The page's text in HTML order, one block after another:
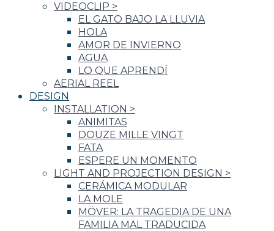
VIDEOCLIP >
EL GATO BAJO LA LLUVIA
HOLA
AMOR DE INVIERNO
AGUA
LO QUE APRENDÍ
AERIAL REEL
DESIGN
INSTALLATION >
ANIMITAS
DOUZE MILLE VINGT
FATA
ESPERE UN MOMENTO
LIGHT AND PROJECTION DESIGN >
CERÁMICA MODULAR
LA MOLE
MÖVER: LA TRAGEDIA DE UNA
FAMILIA MAL TRADUCIDA